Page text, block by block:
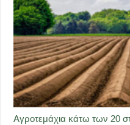
Αγροτεμάχια κάτω των 20